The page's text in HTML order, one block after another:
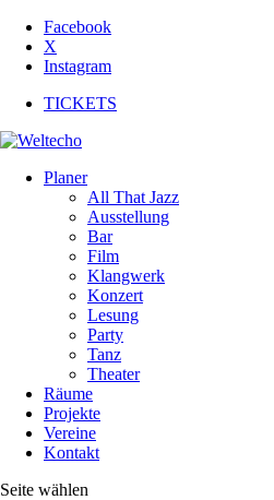
Facebook
X
Instagram
TICKETS
Planer
All That Jazz
Ausstellung
Bar
Film
Klangwerk
Konzert
Lesung
Party
Tanz
Theater
Räume
Projekte
Vereine
Kontakt
Seite wählen